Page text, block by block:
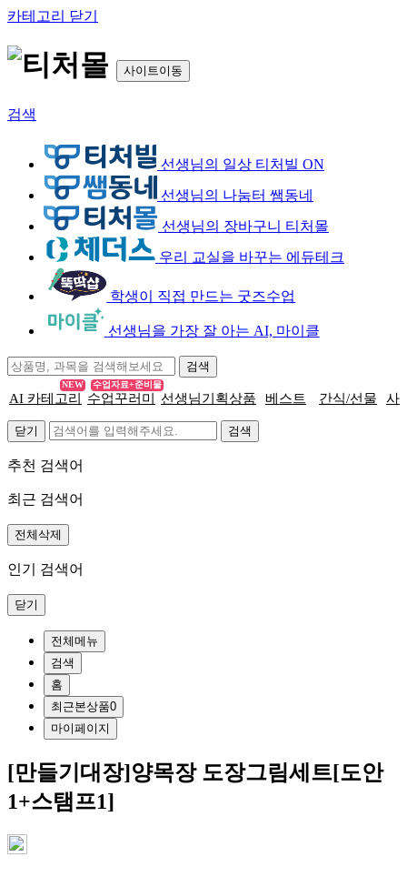
카테고리 닫기
사이트이동
검색
선생님의 일상 티처빌 ON
선생님의 나눔터 쌤동네
선생님의 장바구니 티처몰
우리 교실을 바꾸는 에듀테크
학생이 직접 만드는 굿즈수업
선생님을 가장 잘 아는 AI, 마이클
AI 카테고리
NEW
수업꾸러미
수업자료+준비물
선생님기획상품 베스트 간식/선물 사
닫기
추천 검색어
최근 검색어
전체삭제
인기 검색어
닫기
전체메뉴
검색
홈
최근본상품0
마이페이지
[만들기대장]양목장 도장그림세트[도안
1+스탬프1]